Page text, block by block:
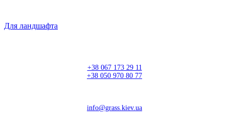
Для ландшафта
+38 067 173 29 11
+38 050 970 80 77
info@grass.kiev.ua